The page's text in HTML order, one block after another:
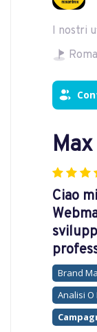
I nostri
Roma
Ciao
Brand
Analisi O